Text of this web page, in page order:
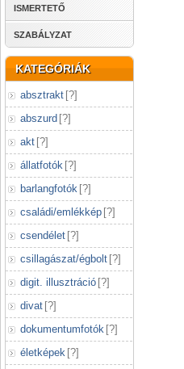
ISMERTETŐ
SZABÁLYZAT
KATEGÓRIÁK
absztrakt [?]
abszurd [?]
akt [?]
állatfotók [?]
barlangfotók [?]
családi/emlékkép [?]
csendélet [?]
csillagászat/égbolt [?]
digit. illusztráció [?]
divat [?]
dokumentumfotók [?]
életképek [?]